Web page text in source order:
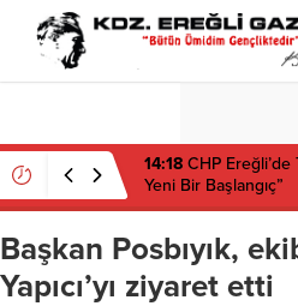
14:18 CHP
Yeni Bir Başlangıç”
Başkan Posbıyık,
Yapıcı’yı ziyaret etti